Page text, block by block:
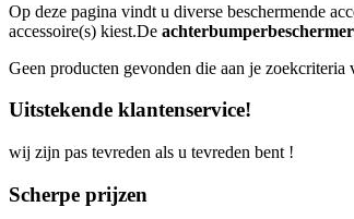
Op deze pagina vindt u diverse beschermende
accessoire(s) kiest.De
Geen producten gevonden die aan je zoekcriteria
Uitstekende klantenservice!
wij zijn pas tevreden als u tevreden bent !
Scherpe prijzen